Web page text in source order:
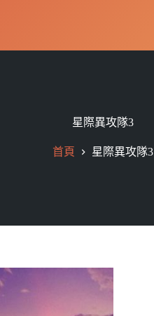
星際異攻隊3
首頁 星際異攻隊3